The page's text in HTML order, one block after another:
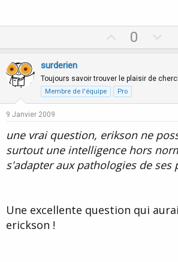
p
o
t
e
0
o
n
o
e
surderien
Toujours savoir trouver le plaisir de
Membre de l'équipe Pro
9 Janvier 2009
une vrai question, erikson ne
surtout une intelligence hors
s'adapter aux pathologies de ses
Une excellente question qui
erickson !